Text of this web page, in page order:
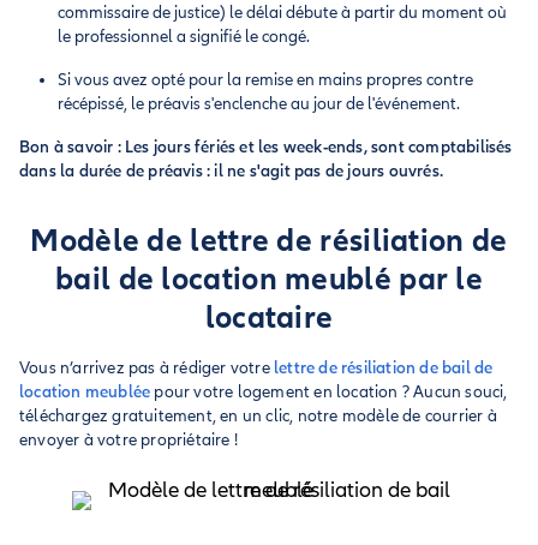
commissaire de justice) le délai débute à partir du moment où
le professionnel a signifié le congé.
Si vous avez opté pour la remise en mains propres contre
récépissé, le préavis s'enclenche au jour de l'événement.
Bon à savoir : Les jours fériés et les week-ends, sont comptabilisés
dans la durée de préavis : il ne s'agit pas de jours ouvrés.
Modèle de lettre de résiliation de
bail de location meublé par le
locataire
Vous n’arrivez pas à rédiger votre lettre de résiliation de bail de
location meublée pour votre logement en location ? Aucun souci,
téléchargez gratuitement, en un clic, notre modèle de courrier à
envoyer à votre propriétaire !